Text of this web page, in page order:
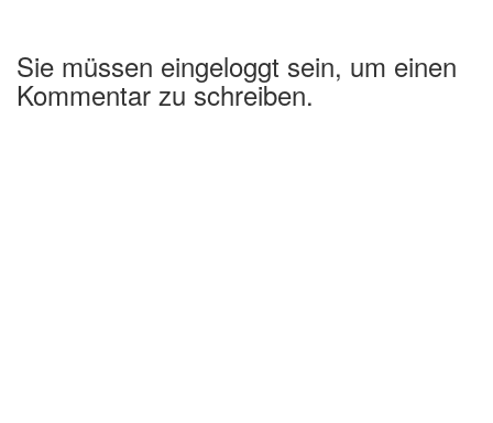
Sie müssen eingeloggt sein, um einen
Kommentar zu schreiben.